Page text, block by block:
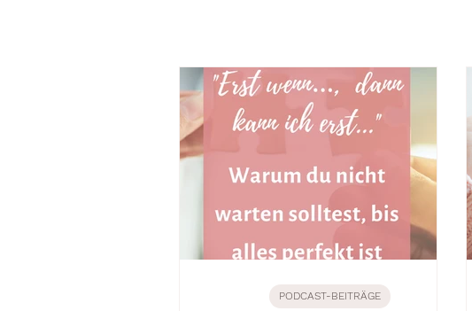
PODCAST-BEITRÄGE